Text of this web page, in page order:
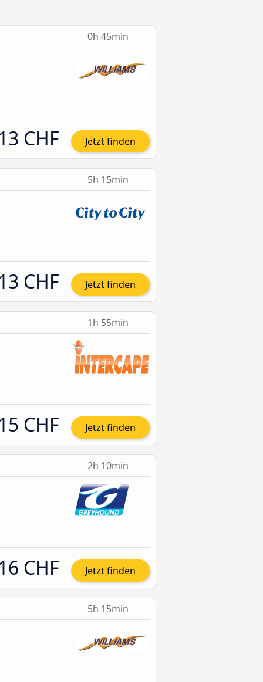
0h 45min
13 CHF Jetzt finden
5h 15min
13 CHF Jetzt finden
1h 55min
15 CHF Jetzt finden
2h 10min
16 CHF Jetzt finden
5h 15min